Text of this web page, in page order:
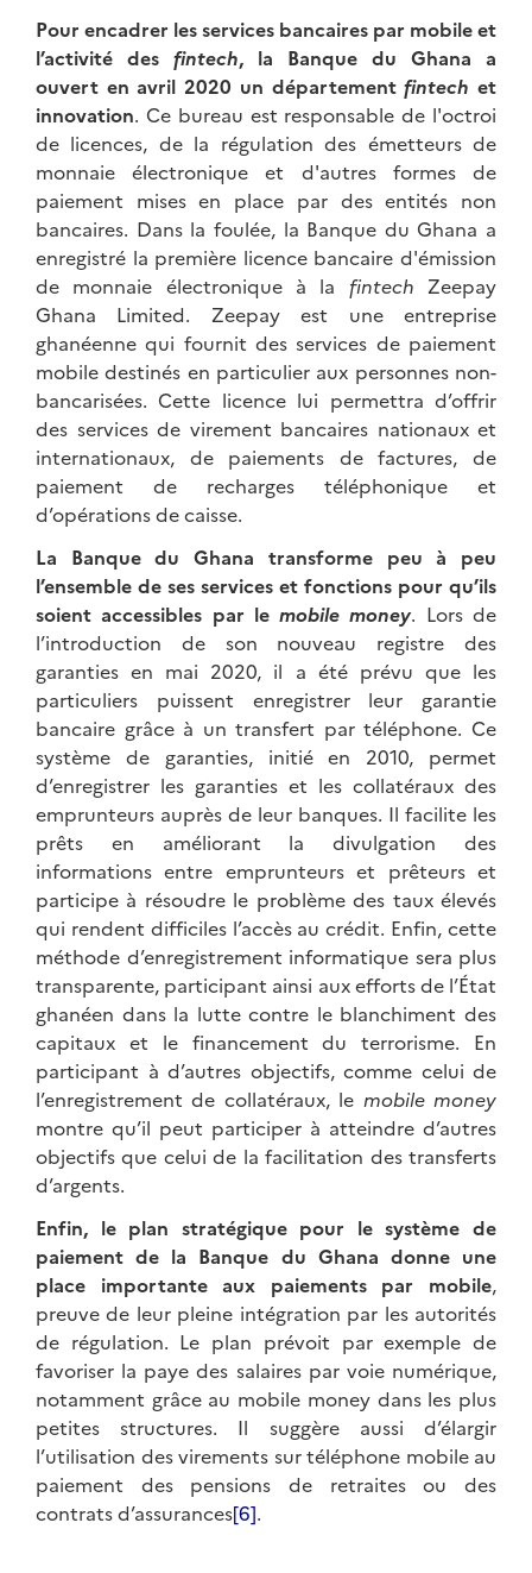
Pour encadrer les services bancaires par mobile et
l’activité des fintech, la Banque du Ghana a
ouvert en avril 2020 un départementfintech et
innovation. Ce bureau est responsable de l'octroi
de licences, de la régulation des émetteurs de
monnaie électronique et d'autres formes de
paiement mises en place par des entités non
bancaires. Dans la foulée, la Banque du Ghana a
enregistré la première licence bancaire d'émission
de monnaie électronique à la fintech Zeepay
Ghana Limited. Zeepay est une entreprise
ghanéenne qui fournit des services de paiement
mobile destinés en particulier aux personnes non-
bancarisées. Cette licence lui permettra d’offrir
des services de virement bancaires nationaux et
internationaux, de paiements de factures, de
paiement de recharges téléphonique et
d’opérations de caisse.
La Banque du Ghana transforme peu à peu
l’ensemble de ses services et fonctions pour qu’ils
soient accessibles par lemobile money. Lors de
l’introduction de son nouveau registre des
garanties en mai 2020, il a été prévu que les
particuliers puissent enregistrer leur garantie
bancaire grâce à un transfert par téléphone. Ce
système de garanties, initié en 2010, permet
d’enregistrer les garanties et les collatéraux des
emprunteurs auprès de leur banques. Il facilite les
prêts en améliorant la divulgation des
informations entre emprunteurs et prêteurs et
participe à résoudre le problème des taux élevés
qui rendent difficiles l’accès au crédit. Enfin, cette
méthode d’enregistrement informatique sera plus
transparente, participant ainsi aux efforts de l’État
ghanéen dans la lutte contre le blanchiment des
capitaux et le financement du terrorisme. En
participant à d’autres objectifs, comme celui de
l’enregistrement de collatéraux, le mobile money
montre qu’il peut participer à atteindre d’autres
objectifs que celui de la facilitation des transferts
d’argents.
Enfin, le plan stratégique pour le système de
paiement de la Banque du Ghana donne une
place importante aux paiements par mobile,
preuve de leur pleine intégration par les autorités
de régulation. Le plan prévoit par exemple de
favoriser la paye des salaires par voie numérique,
notamment grâce au mobile money dans les plus
petites structures. Il suggère aussi d’élargir
l’utilisation des virements sur téléphone mobile au
paiement des pensions de retraites ou des
contrats d’assurances[6].